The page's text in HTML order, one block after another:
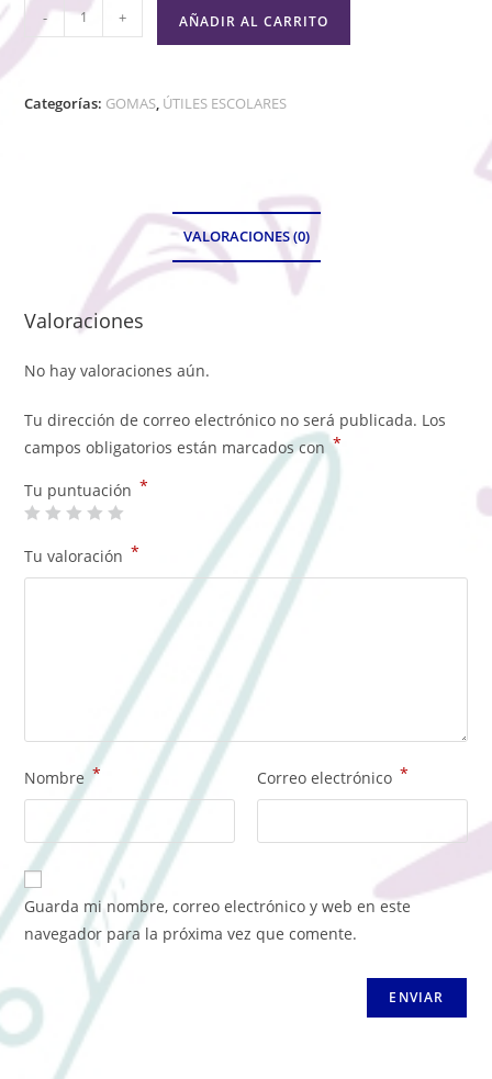
- + AÑADIR AL CARRITO
Categorías: GOMAS, ÚTILES ESCOLARES
VALORACIONES (0)
Valoraciones
No hay valoraciones aún.
Tu dirección de correo electrónico no será publicada. Los
campos obligatorios están marcados con *
Tu puntuación *
Tu valoración *
Nombre * Correo electrónico *
Guarda mi nombre, correo electrónico y web en este
navegador para la próxima vez que comente.